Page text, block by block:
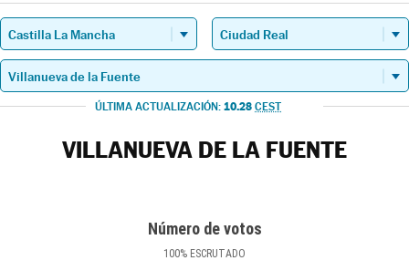
ÚLTIMA ACTUALIZACIÓN: 10.28 CEST
VILLANUEVA DE LA FUENTE
Número de votos
100% ESCRUTADO